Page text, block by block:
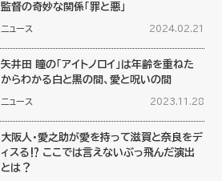
監督の奇妙な関係「罪と悪」
ニュース 2024.02.21
矢井田 瞳の「アイトノロイ」は年齢を重ねた
からわかる白と黒の間、愛と呪いの間
ニュース 2023.11.28
大阪人・愛之助が愛を持って滋賀と奈良をデ
ィスる⁉︎ ここでは言えないぶっ飛んだ演出
とは？